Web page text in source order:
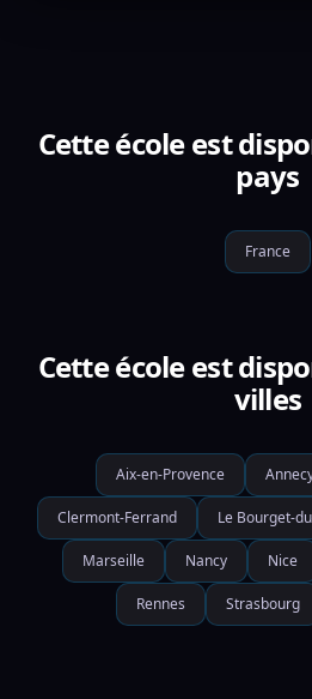
Cette école est
pays
France
Cette école est
villes
Aix-en-Provence
Clermont-Ferrand Le Bourget-
Marseille Nancy Nice
Rennes Strasbourg